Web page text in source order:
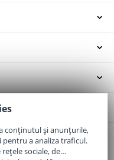
conținutul și anunțurile,
pentru a analiza traficul.
sociale, de